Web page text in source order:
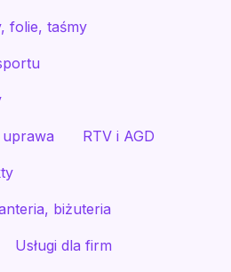
folie, taśmy
RTV i AGD
biżuteria
Usługi dla firm